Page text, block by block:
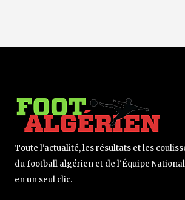
Toute l'actualité, les résultats et les
du football algérien et de l'Équipe
en un seul clic.